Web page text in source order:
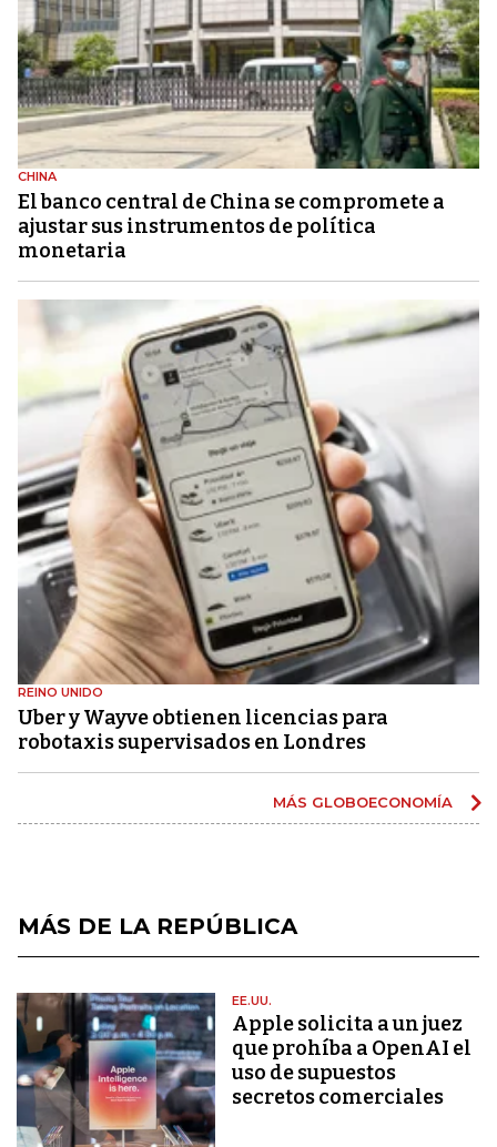
CHINA
El banco central de China se compromete a
ajustar sus instrumentos de política
monetaria
REINO UNIDO
Uber y Wayve obtienen licencias para
robotaxis supervisados ​​en Londres
MÁS GLOBOECONOMÍA
MÁS DE LA REPÚBLICA
EE.UU.
Apple solicita a un juez
que prohíba a OpenAI el
uso de supuestos
secretos comerciales